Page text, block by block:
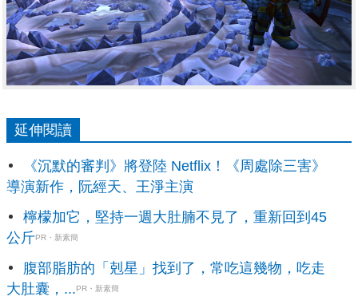
延伸閱讀
《沉默的審判》將登陸 Netflix！《周處除三害》
導演新作，阮經天、王淨主演
檸檬加它，堅持一週大肚腩不見了，重新回到45
公斤PR・新素簡
腹部脂肪的「剋星」找到了，常吃這幾物，吃走
大肚囊，...PR・新素簡